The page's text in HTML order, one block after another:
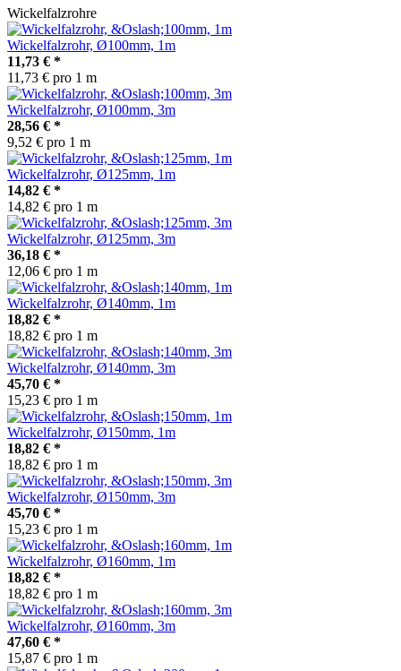
Wickelfalzrohre
Wickelfalzrohr, Ø100mm, 1m
11,73 € *
11,73 € pro 1 m
Wickelfalzrohr, Ø100mm, 3m
28,56 € *
9,52 € pro 1 m
Wickelfalzrohr, Ø125mm, 1m
14,82 € *
14,82 € pro 1 m
Wickelfalzrohr, Ø125mm, 3m
36,18 € *
12,06 € pro 1 m
Wickelfalzrohr, Ø140mm, 1m
18,82 € *
18,82 € pro 1 m
Wickelfalzrohr, Ø140mm, 3m
45,70 € *
15,23 € pro 1 m
Wickelfalzrohr, Ø150mm, 1m
18,82 € *
18,82 € pro 1 m
Wickelfalzrohr, Ø150mm, 3m
45,70 € *
15,23 € pro 1 m
Wickelfalzrohr, Ø160mm, 1m
18,82 € *
18,82 € pro 1 m
Wickelfalzrohr, Ø160mm, 3m
47,60 € *
15,87 € pro 1 m